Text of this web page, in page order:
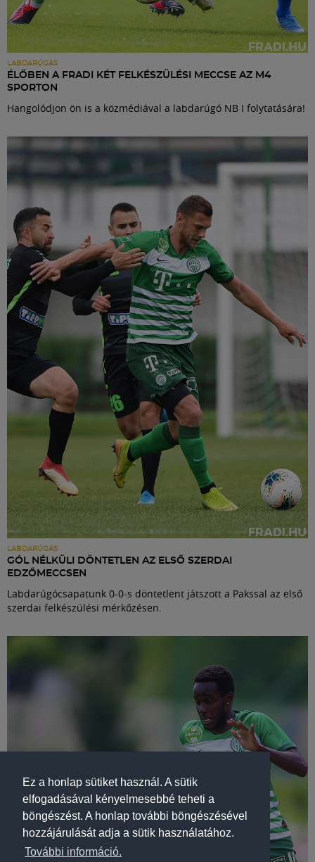
Ez a honlap sütiket használ. A sütik
elfogadásával kényelmesebbé teheti a
böngészést. A honlap további böngészésével
hozzájárulását adja a sütik használatához.
További információ.
LABDARÚGÁS
ÉLŐBEN A FRADI KÉT FELKÉSZÜLÉSI MECCSE AZ M4
SPORTON
Hangolódjon ön is a közmédiával a labdarúgó NB I folytatására!
LABDARÚGÁS
GÓL NÉLKÜLI DÖNTETLEN AZ ELSŐ SZERDAI
EDZŐMECCSEN
Labdarúgócsapatunk 0-0-s döntetlent játszott a Pakssal az első
szerdai felkészülési mérkőzésen.